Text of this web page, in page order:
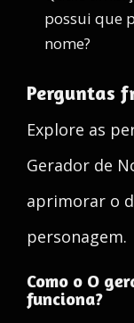
possui que
nome?
Perguntas
Explore as
Gerador de
aprimorar o
personagem.
Como o O
funciona?